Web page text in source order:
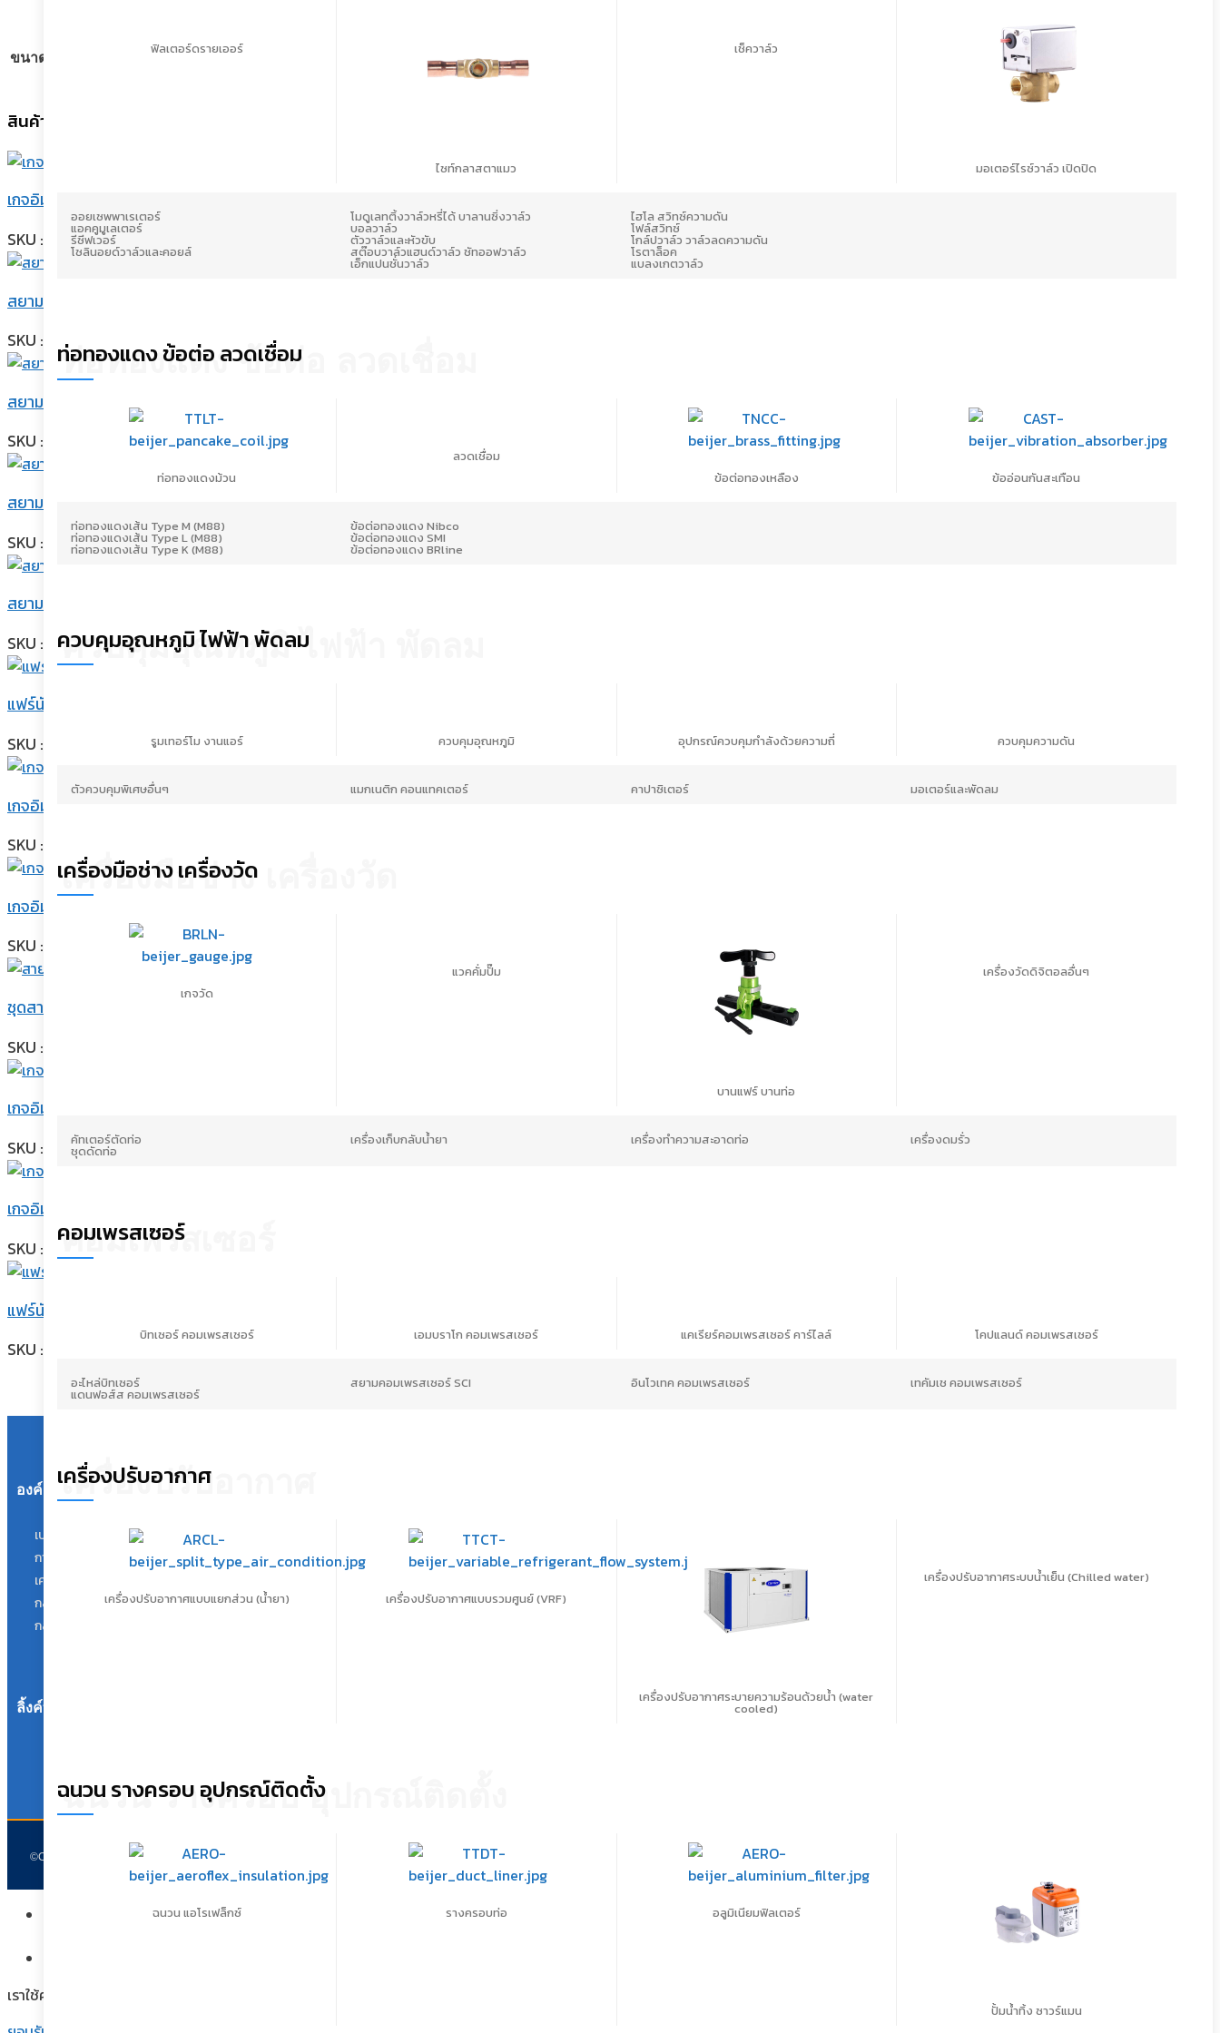
ฟิลเตอร์ดรายเออร์
ไซท์กลาสตาแมว
เช็ควาล์ว
มอเตอร์ไรซ์วาล์ว เปิดปิด
ออยเซพพาเรเตอร์
แอคคูมูเลเตอร์
รีซีฟเวอร์
โซลินอยด์วาล์วและคอยล์
โมดูเลทติ้งวาล์วหรี่ได้ บาลานซิ่งวาล์ว
บอลวาล์ว
ตัววาล์วและหัวขับ
สต๊อบวาล์วแฮนด์วาล์ว ชัทออฟวาล์ว
เอ็กแปนชั่นวาล์ว
ไฮโล สวิทซ์ความดัน
โฟล์สวิทซ์
โกล์ปวาล์ว วาล์วลดความดัน
โรตาล็อค
แบลงเกตวาล์ว
ท่อทองแดง ข้อต่อ ลวดเชื่อม
ท่อทองแดง ข้อต่อ ลวดเชื่อม
ท่อทองแดงม้วน
ลวดเชื่อม
ข้อต่อทองเหลือง
ข้ออ่อนกันสะเทือน
ท่อทองแดงเส้น Type M (M88)
ท่อทองแดงเส้น Type L (M88)
ท่อทองแดงเส้น Type K (M88)
ข้อต่อทองแดง Nibco
ข้อต่อทองแดง SMI
ข้อต่อทองแดง BRline
ควบคุมอุณหภูมิ ไฟฟ้า พัดลม
ควบคุมอุณหภูมิ ไฟฟ้า พัดลม
รูมเทอร์โม งานแอร์ ควบคุมอุณหภูมิ อุปกรณ์ควบคุมกำลังด้วยความถี่ ควบคุมความดัน
ตัวควบคุมพิเศษอื่นๆ แมกเนติก คอนแทคเตอร์ คาปาซิเตอร์ มอเตอร์และพัดลม
เครื่องมือช่าง เครื่องวัด
เครื่องมือช่าง เครื่องวัด
เกจวัด
แวคคั่มปั๊ม
บานแฟร์ บานท่อ
เครื่องวัดดิจิตอลอื่นๆ
คัทเตอร์ตัดท่อ
ชุดดัดท่อ
เครื่องเก็บกลับน้ำยา เครื่องทำความสะอาดท่อ เครื่องดมรั่ว
คอมเพรสเซอร์
คอมเพรสเซอร์
บิทเซอร์ คอมเพรสเซอร์ เอมบราโก คอมเพรสเซอร์ แคเรียร์คอมเพรสเซอร์ คาร์ไลล์ โคปแลนด์ คอมเพรสเซอร์
อะไหล่บิทเซอร์
แดนฟอส์ส คอมเพรสเซอร์
สยามคอมเพรสเซอร์ SCI อินโวเทค คอมเพรสเซอร์ เทคัมเช คอมเพรสเซอร์
เครื่องปรับอากาศ
เครื่องปรับอากาศ
เครื่องปรับอากาศแบบแยกส่วน (น้ำยา) เครื่องปรับอากาศแบบรวมศูนย์ (VRF)
เครื่องปรับอากาศระบายความร้อนด้วยน้ำ (water
cooled)
เครื่องปรับอากาศระบบน้ำเย็น (Chilled water)
ฉนวน รางครอบ อุปกรณ์ติดตั้ง
ฉนวน รางครอบ อุปกรณ์ติดตั้ง
ฉนวน แอโรเฟล็กซ์ รางครอบท่อ อลูมิเนียมฟิลเตอร์
ปั้มน้ำทิ้ง ซาวร์แมน
ขนาด G นิ้ว
สินค้าที่เกี่ยวข้อง
เกจอิมพีเรียล เกจคู่ ไม่รวมสายชาร์จ รุ่น IMPL-495-CD
SKU : IMPL-495 - CD
สยามคอมเพรสเซอร์ คอมเพรสเซอร์โรตารี่ R-22 ขนาด 28,217 บีทียู/ชม
SKU : NH44VNWT
สยามคอมเพรสเซอร์ คอมเพรสเซอร์โรตารี่ R-22 ขนาด 33,008 บีทียู/ชม
SKU : NH52VXBT
สยามคอมเพรสเซอร์ คอมเพรสเซอร์โรตารี่ R-22 ขนาด 33,131 บีทียู/ชม
SKU : NH52YXCT
สยามคอมเพรสเซอร์ คอมเพรสเซอร์โรตารี่ R-22 ขนาด 29,514 บีทียู/ชม
SKU : NH47YXCT
แฟร์นัททองเหลือง -บีอาร์ไลน์- ขนาด 5/16″
SKU : TNCC-BF-FN41-5
เกจอิมพีเรียล เกจคู่ พร้อมตาแมว ไม่รวมสายชาร์จ รุ่น IMPL-560-CB
SKU : IMPL-560 - CB
เกจอิมพีเรียล เกจคู่ พร้อมสายชาร์จ 72″ รุ่น IMPL-452-C6
SKU : IMPL-452 - C6
ชุดสายชาร์จน้ำยา -อิมพีเรียล- ความยาว 36 นิ้ว
SKU : IMPL-803 - MRS
เกจอิมพีเรียล เกจคู่ พร้อมสายชาร์จ 36″ IMPL-451-C
SKU : IMPL-451 - C
เกจอิมพีเรียล เกจเดี่ยวทางต่ำ รุ่น 425-CB
SKU : IMPL-425 - CB
แฟร์นัททองเหลือง -บีอาร์ไลน์- ขนาด 1/2″
SKU : TNCC-BF-FN41-8
องค์กร
เบเจอร์ บีกริม
การจัดจำหน่ายในไทย
เครือข่ายในอาเซียน
กลุ่ม บ เบเจอร์ เรฟ
กลุ่ม บ บีกริม
ศูนย์ช่วยเหลือ
นโยบายความเป็นส่วนตัวสำหรับ
นโยบายความเป็นส่วนตัวสำหรับคู่ค้า
ลิ้งค์ที่มีประโยชน์
ผลิตภัณฑ์ตามหมวดหมู่
ผลิตภัณฑ์ตามแบรนด์
ร่วมงานกับเรา
โซเชียลคอนเนค
เขตบางกะปิ กรุงเทพฯ 10240
Email:
©Copyright 2002-2021 All rights reserved
เราใช้คุกกี้เพื่อพัฒนาประสิทธิภาพ และประสบการณ์ที่ดีในการใช้เว็บไซต์ของคุณ คุณสามารถศึกษารายละเอียดได้ที่